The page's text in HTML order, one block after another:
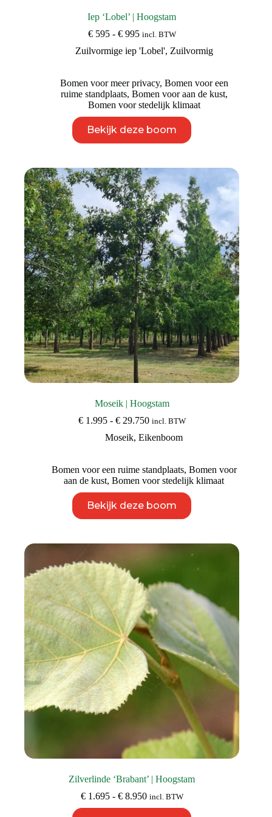
Iep ‘Lobel’ | Hoogstam
€595 - €995Prijsklasse:
tot
incl. BTW
Zuilvormige iep 'Lobel', Zuilvormig
Bomen voor meer privacy, Bomen voor een
ruime standplaats, Bomen voor aan de kust,
Bomen voor stedelijk klimaat
Bekijk deze boom
product
heeft
Deze
optie
kan
gekozen
worden
op
de
productpagina
Moseik | Hoogstam
€1.995 - €29.750Prijsklasse:
tot
incl. BTW
Moseik,Eikenboom
Bomen voor een ruime standplaats, Bomen voor
aan de kust,Bomen voor stedelijk klimaat
Bekijk deze boom
product
heeft
optie
kan
gekozen
worden
op
de
productpagina
Zilverlinde ‘Brabant’ | Hoogstam
€1.695 - €8.950Prijsklasse:
€ 1.695
incl. BTW